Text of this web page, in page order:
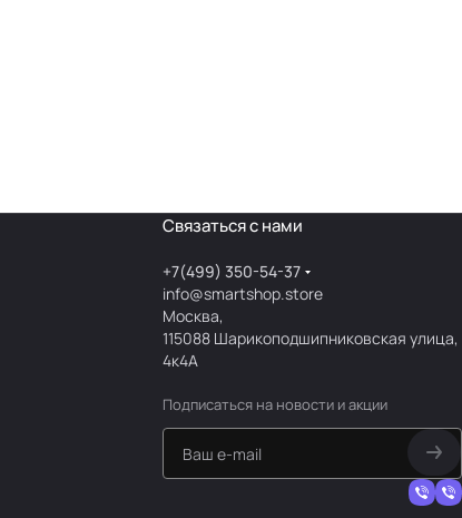
Связаться с нами
+7(499) 350-54-37
info@smartshop.store
Москва,
115088 Шарикоподшипниковская улица,
4к4А
Подписаться на новости и акции